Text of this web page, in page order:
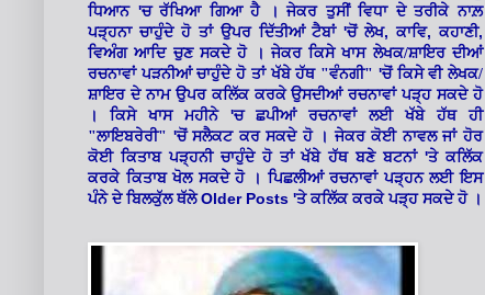
ਧਿਆਨ 'ਚ ਰੱਖਿਆ ਗਿਆ ਹੈ । ਜੇਕਰ ਤੁਸੀਂ ਵਿਧਾ ਦੇ ਤਰੀਕੇ ਨਾਲ਼
ਪੜ੍ਹਨਾ ਚਾਹੁੰਦੇ ਹੋ ਤਾਂ ਉਪਰ ਦਿੱਤੀਆਂ ਟੈਬਾਂ'ਚੋਂ ਲੇਖ,ਕਾਵਿ,ਕਹਾਣੀ,
ਵਿਅੰਗ ਆਦਿ ਚੁਣ ਸਕਦੇ ਹੋ । ਜੇਕਰ ਕਿਸੇ ਖਾਸ ਲੇਖਕ/ਸ਼ਾਇਰ ਦੀਆਂ
ਰਚਨਾਵਾਂ ਪੜਨੀਆਂ ਚਾਹੁੰਦੇ ਹੋ ਤਾਂ ਖੱਬੇ ਹੱਥ "ਵੰਨਗੀ" 'ਚੋਂ ਕਿਸੇ ਵੀ ਲੇਖਕ/
ਸ਼ਾਇਰ ਦੇ ਨਾਮ ਉਪਰ ਕਲਿੱਕ ਕਰਕੇ ਉਸਦੀਆਂ ਰਚਨਾਵਾਂ ਪੜ੍ਹ ਸਕਦੇ ਹੋ
। ਕਿਸੇ ਖਾਸ ਮਹੀਨੇ 'ਚ ਛਪੀਆਂ ਰਚਨਾਵਾਂ ਲਈ ਖੱਬੇ ਹੱਥ ਹੀ
"ਲਾਇਬਰੇਰੀ" 'ਚੋਂ ਸਲੈਕਟ ਕਰ ਸਕਦੇ ਹੋ । ਜੇਕਰ ਕੋਈ ਨਾਵਲ ਜਾਂ ਹੋਰ
ਕੋਈ ਕਿਤਾਬ ਪੜ੍ਹਨੀ ਚਾਹੁੰਦੇ ਹੋ ਤਾਂ ਖੱਬੇ ਹੱਥ ਬਣੇ ਬਟਨਾਂ'ਤੇ ਕਲਿੱਕ
ਕਰਕੇ ਕਿਤਾਬ ਖੋਲ ਸਕਦੇ ਹੋ । ਪਿਛਲੀਆਂ ਰਚਨਾਵਾਂ ਪੜ੍ਹਨ ਲਈ ਇਸ
ਪੰਨੇ ਦੇ ਬਿਲਕੁੱਲ ਥੱਲੇOlder Posts 'ਤੇ ਕਲਿੱਕ ਕਰਕੇ ਪੜ੍ਹ ਸਕਦੇ ਹੋ ।